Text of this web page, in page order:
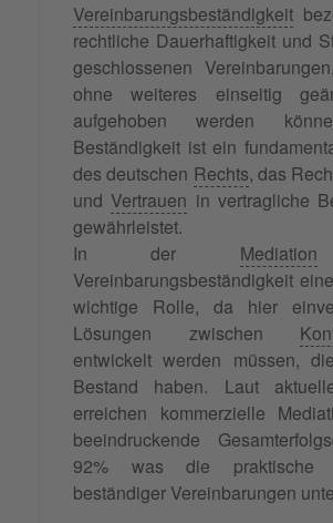
Vereinbarungsbeständigkeit
rechtliche Dauerhaftigkeit und
geschlossenen
ohne weiteres einseitig
aufgehoben werden
Beständigkeit ist ein
des deutschen Rechts, das
und Vertrauen in vertragliche
gewährleistet.
In der Mediation
Vereinbarungsbeständigkeit
wichtige Rolle, da hier
Lösungen zwischen
entwickelt werden müssen,
Bestand haben. Laut
erreichen kommerzielle
beeindruckende
92% was die praktische
beständiger Vereinbarungen